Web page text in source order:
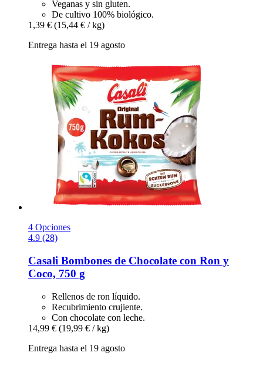
Veganas y sin gluten.
De cultivo 100% biológico.
1,39 € (15,44 € / kg)
Entrega hasta el 19 agosto
4 Opciones
4.9 (28)
Casali Bombones de Chocolate con Ron y
Coco, 750 g
Rellenos de ron líquido.
Recubrimiento crujiente.
Con chocolate con leche.
14,99 € (19,99 € / kg)
Entrega hasta el 19 agosto